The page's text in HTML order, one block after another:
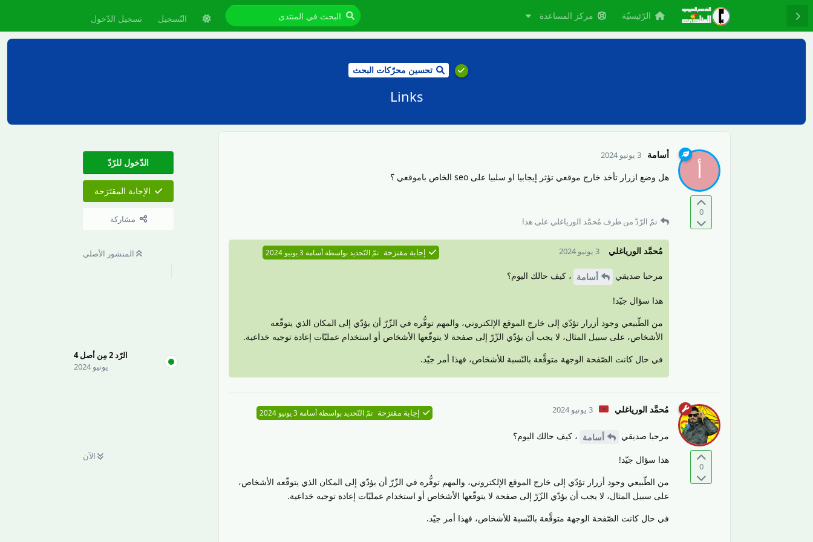
الرّئيسيّة مركز المساعدة التّسجيل تسجيل الدّخول
تحسين محرّكات البحث
Links
الدّخول للرّدّ
الإجابة المقتَرَحة
مشاركة
المنشور الأصلي
الرّد2مِن أصل4
يونيو 2024
الآن
0
أ
أسامة 3 يونيو 2024
هل وضع ازرار تأخد خارج موقعي تؤثر إيجابيا او سلبيا على seo الخاص باموقعي ؟
تمّ الرّدّ من طرف مُحمَّد الورياغلي على هذا
مُحمَّد الورياغلي 3 يونيو 2024 إجابة مقترَحة تمّ التّحديد بواسطةأسامة 3 يونيو 2024
مرحبا صديقي أسامة ، كيف حالك اليوم؟
هذا سؤال جيّد!
من الطّبيعي وجود أزرار تؤدّي إلى خارج الموقع الإلكتروني، والمهم توفُّره في الزّرّ أن يؤدّي إلى المكان الذي يتوقّعه
الأشخاص، على سبيل المثال، لا يجب أن يؤدّي الزّرّ إلى صفحة لا يتوقّعها الأشخاص أو استخدام عمليّات إعادة توجيه خداعية.
في حال كانت الصّفحة الوجهة متوقَّعة بالنّسبة للأشخاص، فهذا أمر جيّد.
0
مُحمَّد الورياغلي 3 يونيو 2024 إجابة مقترَحة تمّ التّحديد بواسطةأسامة 3 يونيو 2024
مرحبا صديقي أسامة ، كيف حالك اليوم؟
هذا سؤال جيّد!
من الطّبيعي وجود أزرار تؤدّي إلى خارج الموقع الإلكتروني، والمهم توفُّره في الزّرّ أن يؤدّي إلى المكان الذي يتوقّعه الأشخاص،
على سبيل المثال، لا يجب أن يؤدّي الزّرّ إلى صفحة لا يتوقّعها الأشخاص أو استخدام عمليّات إعادة توجيه خداعية.
في حال كانت الصّفحة الوجهة متوقَّعة بالنّسبة للأشخاص، فهذا أمر جيّد.